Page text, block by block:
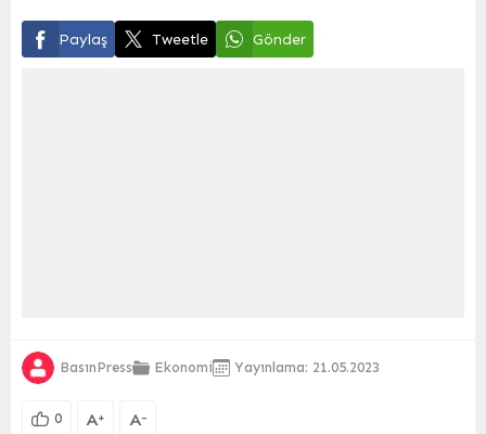
Paylaş Tweetle Gönder
BasınPress Ekonomi Yayınlama: 21.05.2023
0 A+ A-